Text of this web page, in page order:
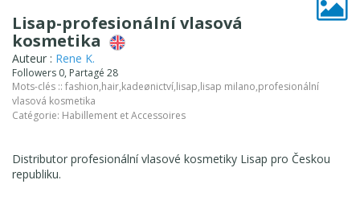
Lisap-profesionální vlasová
kosmetika
Auteur : Rene K.
Followers 0, Partagé 28
Mots-clés :: fashion,hair,kadeønictví,lisap,lisap milano,profesionální
vlasová kosmetika
Catégorie: Habillement et Accessoires
Distributor profesionální vlasové kosmetiky Lisap pro Českou
republiku.